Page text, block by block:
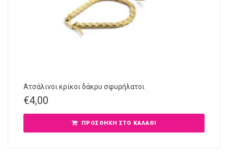
Ατσάλινοι κρίκοι δάκρυ σφυρήλατοι
€4,00
ΠΡΟΣΘΉΚΗ ΣΤΟ ΚΑΛΆΘΙ